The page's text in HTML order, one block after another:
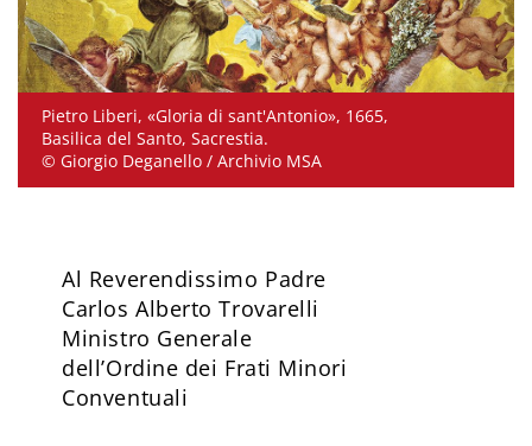
Pietro Liberi, «Gloria di sant'Antonio», 1665,
Basilica del Santo, Sacrestia.
© Giorgio Deganello / Archivio MSA
Al Reverendissimo Padre
Carlos Alberto Trovarelli
Ministro Generale
dell’Ordine dei Frati Minori
Conventuali